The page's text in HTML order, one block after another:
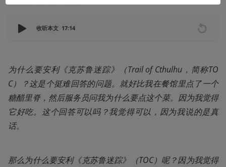
收听本文 17:14
为什么要安利《克苏鲁迷踪》（Trail of Cthulhu，简称TO
C）？这是个挺难回答的问题。就好比我在餐馆里点了一个
糖醋里脊，然后服务员问我为什么要点这个菜。因为我觉得
它好吃。这个回答可以吗？我觉得可以，因为我说的是真
话。
那么为什么要安利《克苏鲁迷踪》（TOC）呢？因为我觉得